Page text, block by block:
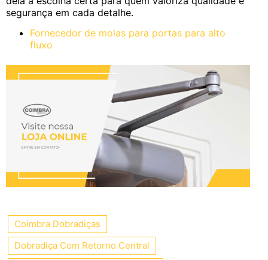
segurança em cada detalhe.
Fornecedor de molas para portas para alto
fluxo
Coimbra Dobradiças
Dobradiça Com Retorno Central